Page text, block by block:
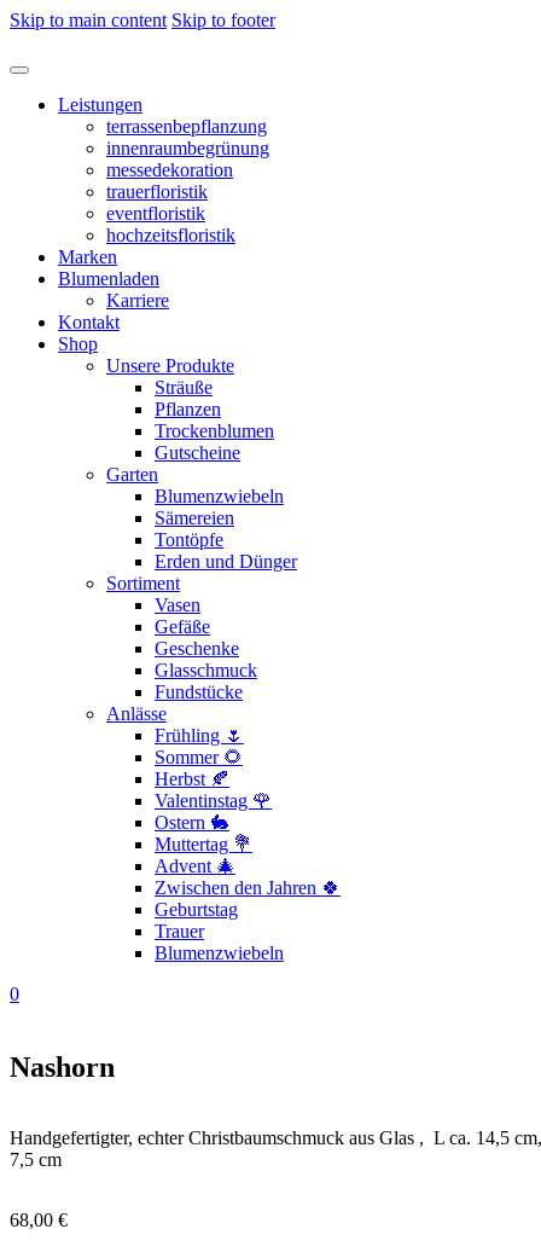
Skip to main content Skip to footer
Leistungen
terrassenbepflanzung
innenraumbegrünung
messedekoration
trauerfloristik
eventfloristik
hochzeitsfloristik
Marken
Blumenladen
Karriere
Kontakt
Shop
Unsere Produkte
Sträuße
Pflanzen
Trockenblumen
Gutscheine
Garten
Blumenzwiebeln
Sämereien
Tontöpfe
Erden und Dünger
Sortiment
Vasen
Gefäße
Geschenke
Glasschmuck
Fundstücke
Anlässe
Frühling 🌷
Sommer 🌻
Herbst 🍂
Valentinstag 🌹
Ostern 🐇
Muttertag 💐
Advent 🎄
Zwischen den Jahren 🍀
Geburtstag
Trauer
Blumenzwiebeln
0
Nashorn
Handgefertigter, echter Christbaumschmuck aus Glas , L ca. 14,5
7,5 cm
68,00 €